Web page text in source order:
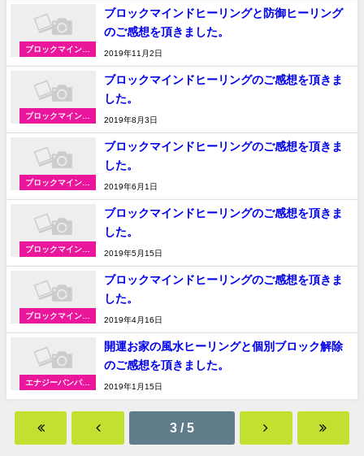
ブロックマインド
ブロックマインドヒーリングと防御ヒーリング
のご感想を頂きました。
2019年11月2日
ブロックマインド
ブロックマインドヒーリングのご感想を頂きま
した。
2019年8月3日
ブロックマインド
ブロックマインドヒーリングのご感想を頂きま
した。
2019年6月1日
ブロックマインド
ブロックマインドヒーリングのご感想を頂きま
した。
2019年5月15日
ブロックマインド
ブロックマインドヒーリングのご感想を頂きま
した。
2019年4月16日
エナジーバンパイ
開運お家の風水ヒーリングと個別ブロック解除
のご感想を頂きました。
2019年1月15日
3 / 5